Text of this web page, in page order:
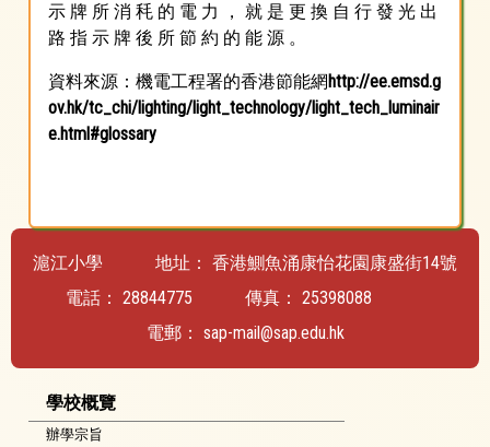
示 牌 所 消 秏 的 電 力 ， 就 是 更 換 自 行 發 光 出
路 指 示 牌 後 所 節 約 的 能 源 。
資料來源：機電工程署的香港節能網http://ee.emsd.g
ov.hk/tc_chi/lighting/light_technology/light_tech_luminair
e.html#glossary
滬江小學 地址： 香港鰂魚涌康怡花園康盛街14號
電話： 28844775 傳真： 25398088
電郵： sap-mail@sap.edu.hk
學校概覽
辦學宗旨